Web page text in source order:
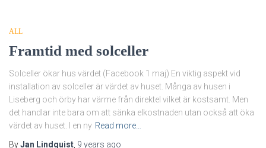
ALL
Framtid med solceller
Solceller ökar hus värdet (Facebook 1 maj) En viktig aspekt vid
installation av solceller är värdet av huset. Många av husen i
Liseberg och örby har värme från direktel vilket är kostsamt. Men
det handlar inte bara om att sänka elkostnaden utan också att öka
värdet av huset. I en ny Read more…
ByJan Lindquist 9 years ago